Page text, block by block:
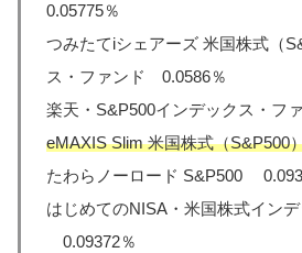
0.05775％
つみたてiシェアーズ 米国株式（
ス・ファンド 0.0586％
楽天・S&P500インデックス・
eMAXIS Slim 米国株式（
たわらノーロード S&P500
はじめてのNISA・米国株式インデ
0.09372％